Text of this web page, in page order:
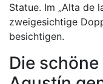
Statue. Im „Alta de
zweigesichtige
besichtigen.
Die